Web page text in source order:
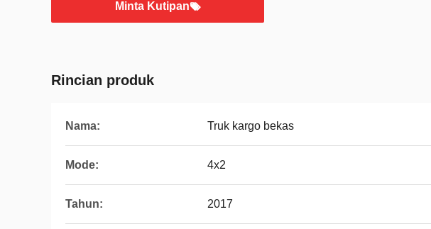
Minta Kutipan
Rincian produk
Nama: Truk kargo bekas
Mode: 4x2
Tahun: 2017